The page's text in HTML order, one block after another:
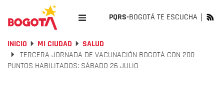
PQRS-BOGOTÁ TE ESCUCHA
INICIO MI CIUDAD
SALUD
TERCERA JORNADA DE VACUNACIÓN BOGOTÁ CON 200
PUNTOS HABILITADOS: SÁBADO 26 JULIO